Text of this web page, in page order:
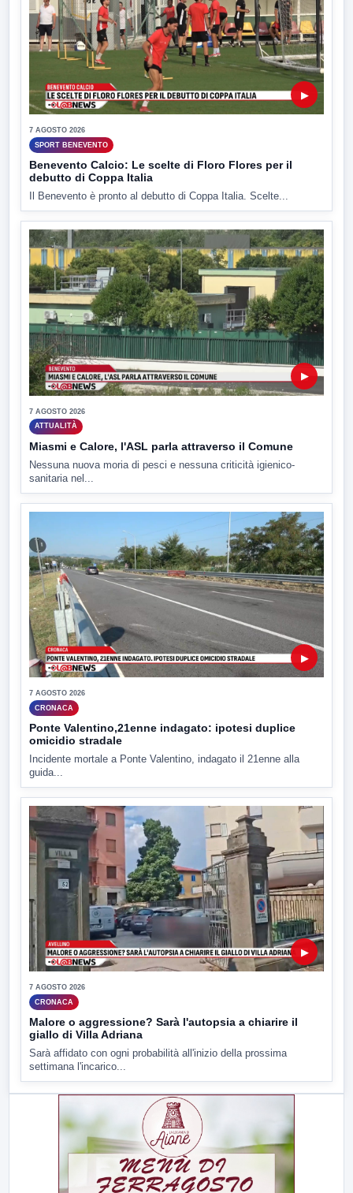
▶
7 AGOSTO 2026
SPORT BENEVENTO
Benevento Calcio: Le scelte di Floro Flores per il
debutto di Coppa Italia
Il Benevento è pronto al debutto di Coppa Italia. Scelte...
▶
7 AGOSTO 2026
ATTUALITÀ
Miasmi e Calore, l'ASL parla attraverso il Comune
Nessuna nuova moria di pesci e nessuna criticità igienico-
sanitaria nel...
▶
7 AGOSTO 2026
CRONACA
Ponte Valentino,21enne indagato: ipotesi duplice
omicidio stradale
Incidente mortale a Ponte Valentino, indagato il 21enne alla
guida...
▶
7 AGOSTO 2026
CRONACA
Malore o aggressione? Sarà l'autopsia a chiarire il
giallo di Villa Adriana
Sarà affidato con ogni probabilità all'inizio della prossima
settimana l'incarico...